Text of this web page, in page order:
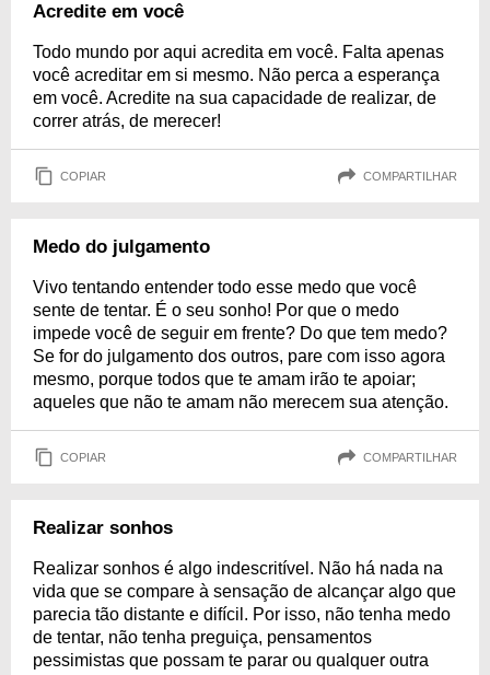
Acredite em você
Todo mundo por aqui acredita em você. Falta apenas
você acreditar em si mesmo. Não perca a esperança
em você. Acredite na sua capacidade de realizar, de
correr atrás, de merecer!
COPIAR COMPARTILHAR
Medo do julgamento
Vivo tentando entender todo esse medo que você
sente de tentar. É o seu sonho! Por que o medo
impede você de seguir em frente? Do que tem medo?
Se for do julgamento dos outros, pare com isso agora
mesmo, porque todos que te amam irão te apoiar;
aqueles que não te amam não merecem sua atenção.
COPIAR COMPARTILHAR
Realizar sonhos
Realizar sonhos é algo indescritível. Não há nada na
vida que se compare à sensação de alcançar algo que
parecia tão distante e difícil. Por isso, não tenha medo
de tentar, não tenha preguiça, pensamentos
pessimistas que possam te parar ou qualquer outra